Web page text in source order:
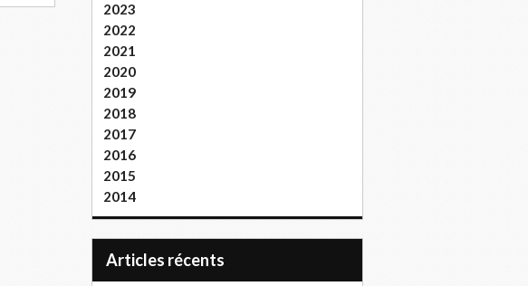
2023
2022
2021
2020
2019
2018
2017
2016
2015
2014
articles récents